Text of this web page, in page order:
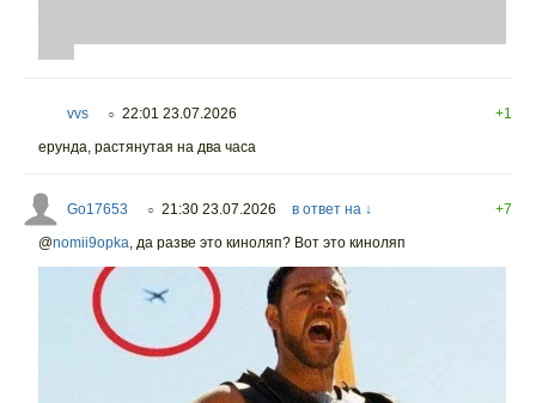
vvs ○ 22:01 23.07.2026
+1
ерунда, растянутая на два часа
Go17653 ○ 21:30 23.07.2026 в ответ на ↓
+7
@nomii9opka, да разве это киноляп? Вот это киноляп